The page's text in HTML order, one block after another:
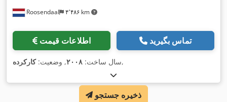
Roosendaal ۴٬۴۸۶ km
اطلاعات قیمت تماس بگیرید
سال ساخت: ۲۰۰۸, وضعیت:کارکرده ,
ذخیره جستجو